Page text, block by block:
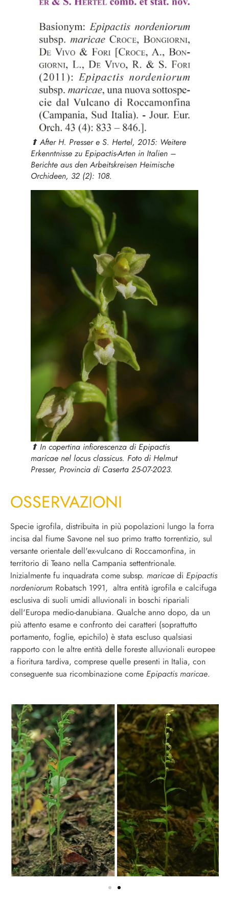
⬆︎ After H. Presser e S. Hertel, 2015: Weitere
Erkenntnisse zu Epipactis-Arten in Italien –
Berichte aus den Arbeitskreisen Heimische
Orchideen, 32 (2): 108.
⬆︎ In copertina infiorescenza di Epipactis
maricae nel locus classicus. Foto di Helmut
Presser, Provincia di Caserta 25-07-2023.
OSSERVAZIONI
Specie igrofila, distribuita in più popolazioni lungo la forra
incisa dal fiume Savone nel suo primo tratto torrentizio, sul
versante orientale dell'ex-vulcano di Roccamonfina, in
territorio di Teano nella Campania settentrionale.
Inizialmente fu inquadrata come subsp. maricae di Epipactis
nordeniorum Robatsch 1991, altra entità igrofila e calcifuga
esclusiva di suoli umidi alluvionali in boschi ripariali
dell'Europa medio-danubiana. Qualche anno dopo, da un
più attento esame e confronto dei caratteri (soprattutto
portamento, foglie, epichilo) è stata escluso qualsiasi
rapporto con le altre entità delle foreste alluvionali europee
a fioritura tardiva, comprese quelle presenti in Italia, con
conseguente sua ricombinazione come Epipactis maricae.